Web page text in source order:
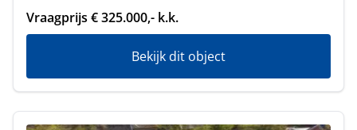
Vraagprijs € 325.000,- k.k.
Bekijk dit object